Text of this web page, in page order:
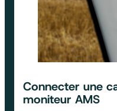
Connecter une
moniteur AMS